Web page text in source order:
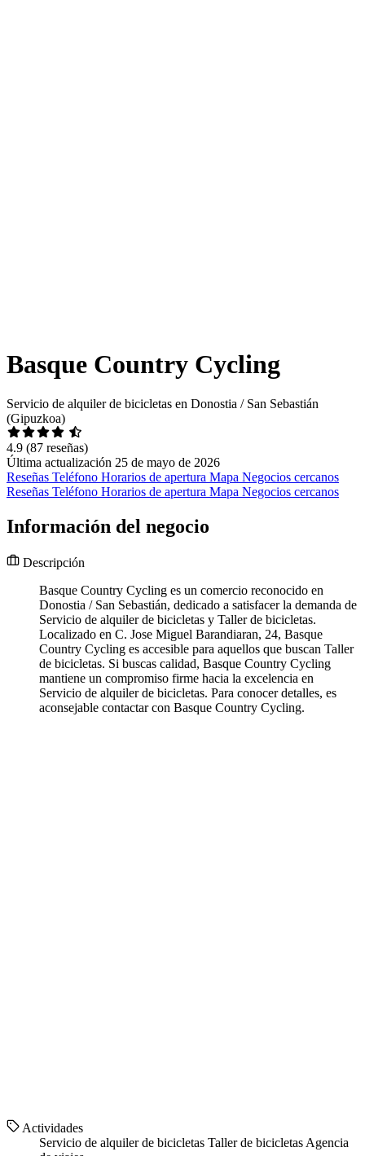
Basque Country Cycling
Servicio de alquiler de bicicletas en Donostia / San Sebastián
(Gipuzkoa)
4.9 (87 reseñas)
Última actualización 25 de mayo de 2026
Reseñas Teléfono Horarios de apertura Mapa Negocios cercanos
Reseñas Teléfono Horarios de apertura Mapa Negocios cercanos
Información del negocio
Descripción
Basque Country Cycling es un comercio reconocido en
Donostia / San Sebastián, dedicado a satisfacer la demanda de
Servicio de alquiler de bicicletas y Taller de bicicletas.
Localizado en C. Jose Miguel Barandiaran, 24, Basque
Country Cycling es accesible para aquellos que buscan Taller
de bicicletas. Si buscas calidad, Basque Country Cycling
mantiene un compromiso firme hacia la excelencia en
Servicio de alquiler de bicicletas. Para conocer detalles, es
aconsejable contactar con Basque Country Cycling.
Actividades
Servicio de alquiler de bicicletas Taller de bicicletas Agencia